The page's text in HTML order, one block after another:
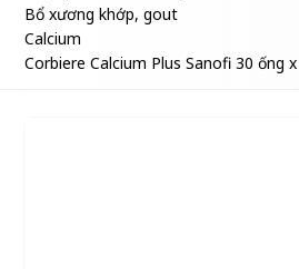
Bổ xương khớp, gout
Calcium
Corbiere Calcium Plus Sanofi 30 ống